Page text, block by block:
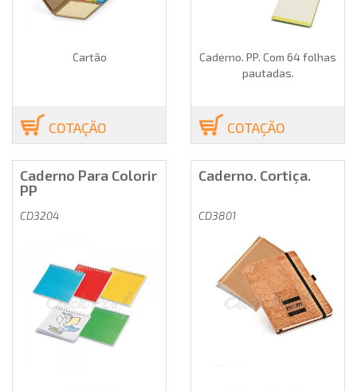
Cartão
COTAÇÃO
Caderno. PP. Com 64 folhas
pautadas.
COTAÇÃO
Caderno Para Colorir
PP
CD3204
Caderno. Cortiça.
CD3801